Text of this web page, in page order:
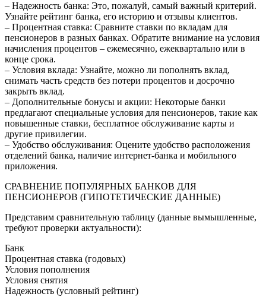
– Надежность банка: Это, пожалуй, самый важный критерий.
Узнайте рейтинг банка, его историю и отзывы клиентов.
– Процентная ставка: Сравните ставки по вкладам для
пенсионеров в разных банках. Обратите внимание на условия
начисления процентов – ежемесячно, ежеквартально или в
конце срока.
– Условия вклада: Узнайте, можно ли пополнять вклад,
снимать часть средств без потери процентов и досрочно
закрыть вклад.
– Дополнительные бонусы и акции: Некоторые банки
предлагают специальные условия для пенсионеров, такие как
повышенные ставки, бесплатное обслуживание карты и
другие привилегии.
– Удобство обслуживания: Оцените удобство расположения
отделений банка, наличие интернет-банка и мобильного
приложения.
СРАВНЕНИЕ ПОПУЛЯРНЫХ БАНКОВ ДЛЯ
ПЕНСИОНЕРОВ (ГИПОТЕТИЧЕСКИЕ ДАННЫЕ)
Представим сравнительную таблицу (данные вымышленные,
требуют проверки актуальности):
Банк
Процентная ставка (годовых)
Условия пополнения
Условия снятия
Надежность (условный рейтинг)